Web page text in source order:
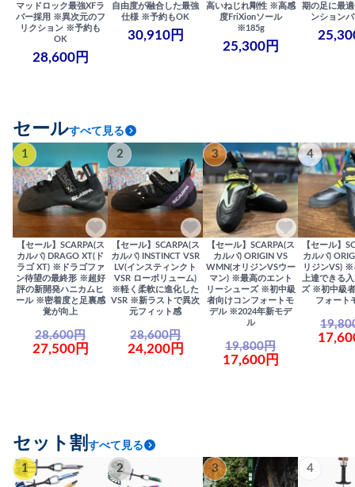
マッドロック最強XFラ
バー採用 ※異次元のフ
リクション ※予約も
OK
28,600円
自由度が融合した最強
仕様 ※予約もOK
30,910円
高いねじれ剛性 ※高感
度FriXionソール
※185g
25,300円
期の足に最
ンション
セールすべて見る
1
【セール】SCARPA(ス
カルパ) DRAGO XT(ド
ラゴ XT) ※ドラゴファ
ン待望の最終形 ※超好
評の新開発ハニカムヒ
ール ※密着度と足裏感
覚が向上
28,600円
27,500円
2
【セール】SCARPA(ス
カルパ) INSTINCT VSR
LV(インスティンクト
VSR ローボリューム)
※軽く柔軟に進化した
VSR ※新ラストで異次
元フィット感
28,600円
24,200円
3
【セール】SCARPA(ス
カルパ) ORIGIN VS
WMN(オリジンVSウー
マン) ※最高のエント
リーシューズ ※初中級
者向けコンフォートモ
デル ※2024年新モデ
ル
19,800円
17,600円
4
【セール】
カルパ)
リジンVS) ※
上達できる
ズ ※初中級
フォート
セット割 すべて見る
1 2 3 4